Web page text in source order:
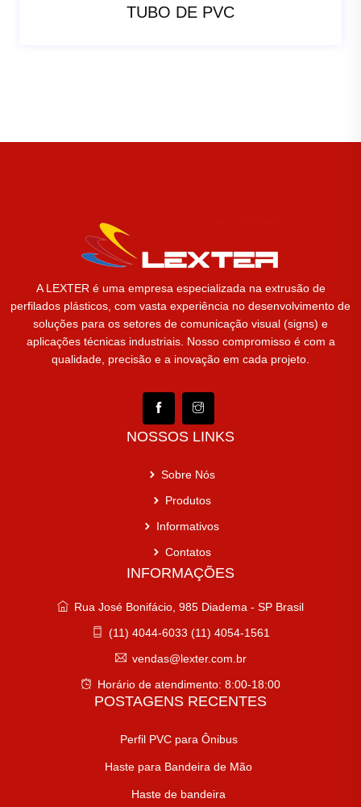
TUBO DE PVC
A LEXTER é uma empresa especializada na extrusão de
perfilados plásticos, com vasta experiência no desenvolvimento de
soluções para os setores de comunicação visual (signs) e
aplicações técnicas industriais. Nosso compromisso é com a
qualidade, precisão e a inovação em cada projeto.
NOSSOS LINKS
Sobre Nós
Produtos
Informativos
Contatos
INFORMAÇÕES
Rua José Bonifácio, 985 Diadema - SP Brasil
(11) 4044-6033 (11) 4054-1561
vendas@lexter.com.br
Horário de atendimento: 8:00-18:00
POSTAGENS RECENTES
Perfil PVC para Ônibus
Haste para Bandeira de Mão
Haste de bandeira